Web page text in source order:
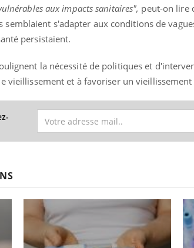
aux impacts sanitaires", peut-on lire
semblaient s'adapter aux conditions de
persistaient.
la nécessité de politiques et
vieillissement et à favoriser un vieillissement